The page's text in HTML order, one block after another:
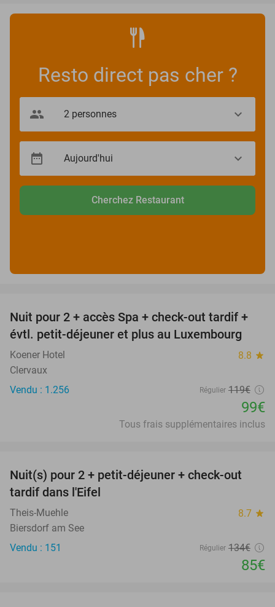
Resto direct pas cher ?
Cherchez Restaurant
17%
Nuit pour 2 + accès Spa + check-out tardif +
évtl. petit-déjeuner et plus au Luxembourg
Koener Hotel 8.8 star
Clervaux
Vendu : 1.256
Régulier 119€
99€
Tous frais supplémentaires inclus
37%
Nuit(s) pour 2 + petit-déjeuner + check-out
tardif dans l'Eifel
Theis-Muehle 8.7 star
Biersdorf am See
Vendu : 151
Régulier 134€
85€